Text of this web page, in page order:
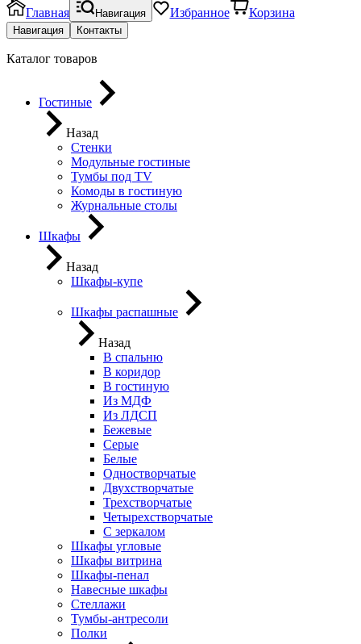
Главная Навигация Избранное Корзина
Навигация Контакты
Каталог товаров
Гостиные
Назад
Стенки
Модульные гостиные
Тумбы под ТV
Комоды в гостиную
Журнальные столы
Шкафы
Назад
Шкафы-купе
Шкафы распашные
Назад
В спальню
В коридор
В гостиную
Из МДФ
Из ЛДСП
Бежевые
Серые
Белые
Одностворчатые
Двухстворчатые
Трехстворчатые
Четырехстворчатые
С зеркалом
Шкафы угловые
Шкафы витрина
Шкафы-пенал
Навесные шкафы
Стеллажи
Тумбы-антресоли
Полки